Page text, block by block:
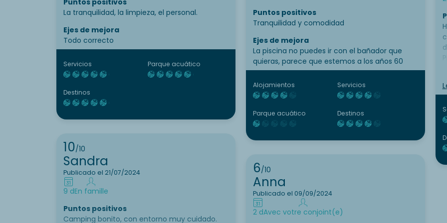
Puntos positivos
La tranquilidad, la limpieza, el personal.
Ejes de mejora
Todo correcto
Servicios Parque acuático
Destinos
Puntos positivos
Tranquilidad y comodidad
Ejes de mejora
La piscina no puedes ir con el bañador que
quieras, parece que estemos a los años 60
Alojamientos Servicios
Parque acuático Destinos
10/10
Sandra
Publicado el 21/07/2024
9 dEn famille
Puntos positivos
Camping bonito, con entorno muy cuidado.
6/10
Anna
Publicado el 09/09/2024
2 dAvec votre conjoint(e)